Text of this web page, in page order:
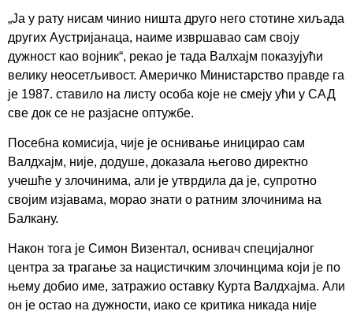
„Ја у рату нисам чинио ништа друго него стотине хиљада
других Аустријанаца, наиме извршавао сам своју
дужност као војник“, рекао је тада Валхајм показујући
велику неосетљивост. Америчко Министарство правде га
је 1987. ставило на листу особа које не смеју ући у САД
све док се не разјасне оптужбе.
Посебна комисија, чије је оснивање иницирао сам
Валдхајм, није, додуше, доказала његово директно
учешће у злочинима, али је утврдила да је, супротно
својим изјавама, морао знати о ратним злочинима на
Балкану.
Након тога је Симон Визентал, оснивач специјалног
центра за трагање за нацистичким злочинцима који је по
њему добио име, затражио оставку Курта Валдхајма. Али
он је остао на дужности, иако се критика никада није